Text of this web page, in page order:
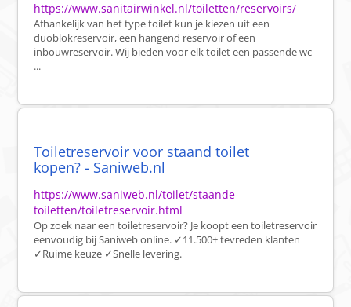
https://www.sanitairwinkel.nl/toiletten/reservoirs/
Afhankelijk van het type toilet kun je kiezen uit een
duoblokreservoir, een hangend reservoir of een
inbouwreservoir. Wij bieden voor elk toilet een passende wc
...
Toiletreservoir voor staand toilet
kopen? - Saniweb.nl
https://www.saniweb.nl/toilet/staande-
toiletten/toiletreservoir.html
Op zoek naar een toiletreservoir? Je koopt een toiletreservoir
eenvoudig bij Saniweb online. ✓11.500+ tevreden klanten
✓Ruime keuze ✓Snelle levering.